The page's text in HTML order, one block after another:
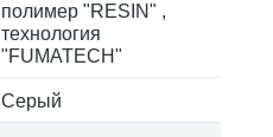
полимер "RESIN" ,
технология
"FUMATECH"
Серый